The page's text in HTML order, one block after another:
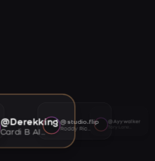
@Derekking
Cardi B AI voice
@studio.flip
Roddy Ricch AI voice
@Ayywalker